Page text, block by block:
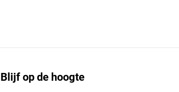
Blijf op de hoogte